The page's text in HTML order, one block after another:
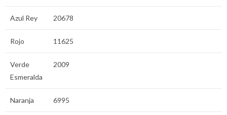
Azul Rey 20678
Rojo 11625
Verde
Esmeralda
2009
Naranja 6995